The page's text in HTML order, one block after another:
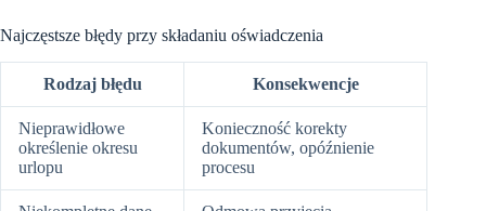
Najczęstsze błędy przy składaniu oświadczenia
Rodzaj błędu Konsekwencje
Nieprawidłowe
określenie okresu
urlopu
Konieczność korekty
dokumentów, opóźnienie
procesu